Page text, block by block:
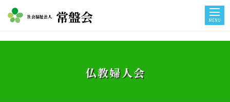
社会福祉法人 常盤会 MENU
仏教婦人会